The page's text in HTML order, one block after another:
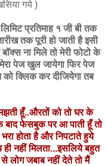
गये )
प्रतिमाह १ जी बी तक
तक पूरी हो जाती है इसी
ना मिले तो मेरी फोटो के
पेज खुल जायेगा फिर पेज
क्लिक कर दीजियेगा तब
हूँ..औरतों को तो घर के
बाद फेसबुक पर आ पाती हूँ तो
होता है और निपटाते हुये
नहीं मिलता...इसलिये बहुत
लोग जबाब नहीं देते तो मैं